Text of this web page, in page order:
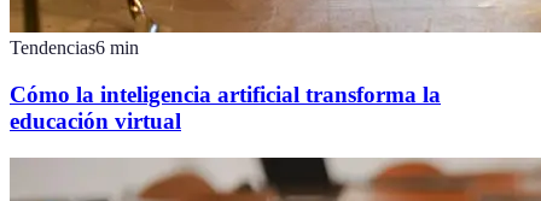
Tendencias6 min
Cómo la inteligencia artificial transforma la
educación virtual